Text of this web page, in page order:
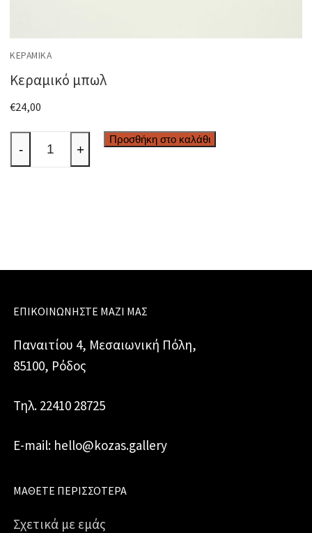
ΚΕΡΑΜΙΚΆ
Κεραμικό μπωλ
€24,00
Κεραμικό
μπωλ
- +
Προσθήκη στο καλάθι
ΕΠΙΚΟΙΝΩΝΉΣΤΕ ΜΑΖΊ ΜΑΣ
Παναιτίου 4, Μεσαιωνική Πόλη,
85100, Ρόδος
Τηλ. 22410 28725
E-mail: hello@kozas.gallery
ΜΆΘΕΤΕ ΠΕΡΙΣΣΌΤΕΡΑ
Σχετικά με εμάς